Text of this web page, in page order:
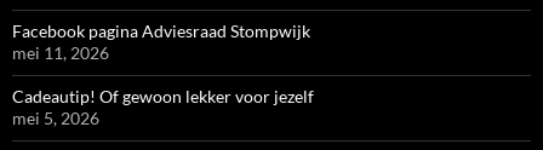
Facebook pagina Adviesraad Stompwijk
mei 11, 2026
Cadeautip! Of gewoon lekker voor jezelf
mei 5, 2026